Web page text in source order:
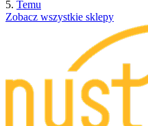
Temu
Zobacz wszystkie sklepy